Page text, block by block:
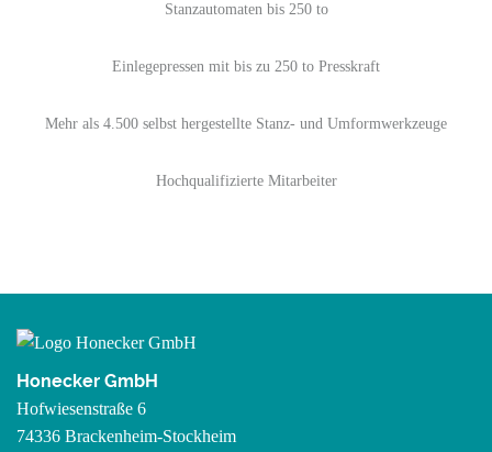
Stanzautomaten bis 250 to
Einlegepressen mit bis zu 250 to Presskraft
Mehr als 4.500 selbst hergestellte Stanz- und Umformwerkzeuge
Hochqualifizierte Mitarbeiter
Honecker GmbH
Hofwiesenstraße 6
74336 Brackenheim-Stockheim